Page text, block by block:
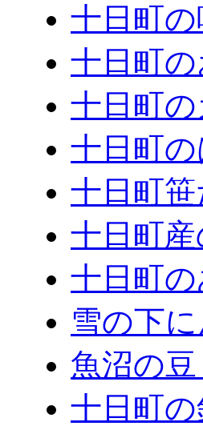
十日町
十日町
十日町
十日町
十日町
十日町
十日町
雪の下
魚沼の
十日町の